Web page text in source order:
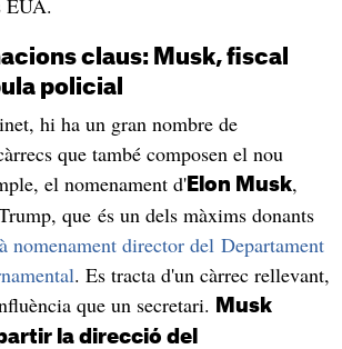
EUA.
claus: Musk, fiscal
policial
hi ha un gran nombre de
que també composen el nou
el nomenament d'Elon Musk,
que és un dels màxims donants
nomenament director del Departament
. Es tracta d'un càrrec rellevant,
que un secretari.
Musk
la direcció del